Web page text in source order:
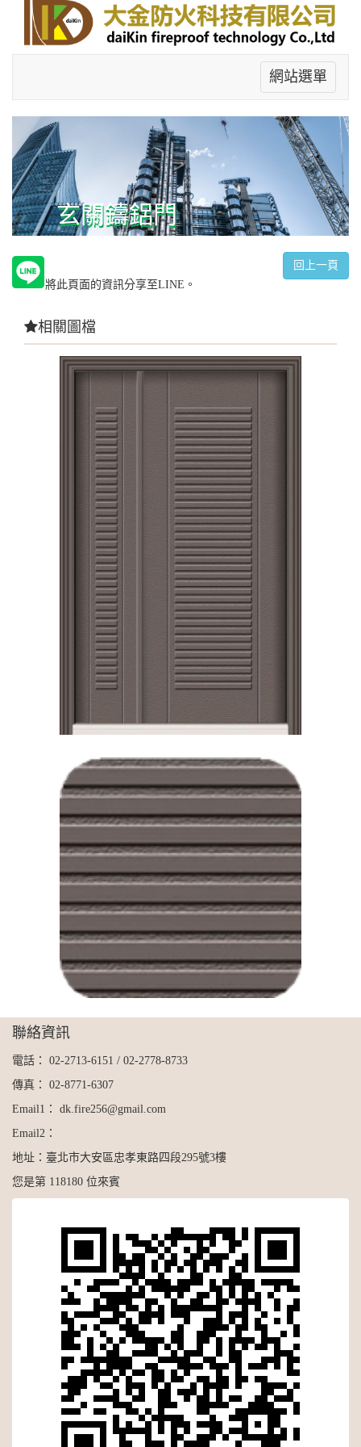
網站選單
玄關鑄鋁門
將此頁面的資訊分享至LINE。
回上一頁
相關圖檔
聯絡資訊
電話： 02-2713-6151 / 02-2778-8733
傳真： 02-8771-6307
Email1： dk.fire256@gmail.com
Email2：
地址： 臺北市大安區忠孝東路四段295號3樓
您是第 118180 位來賓